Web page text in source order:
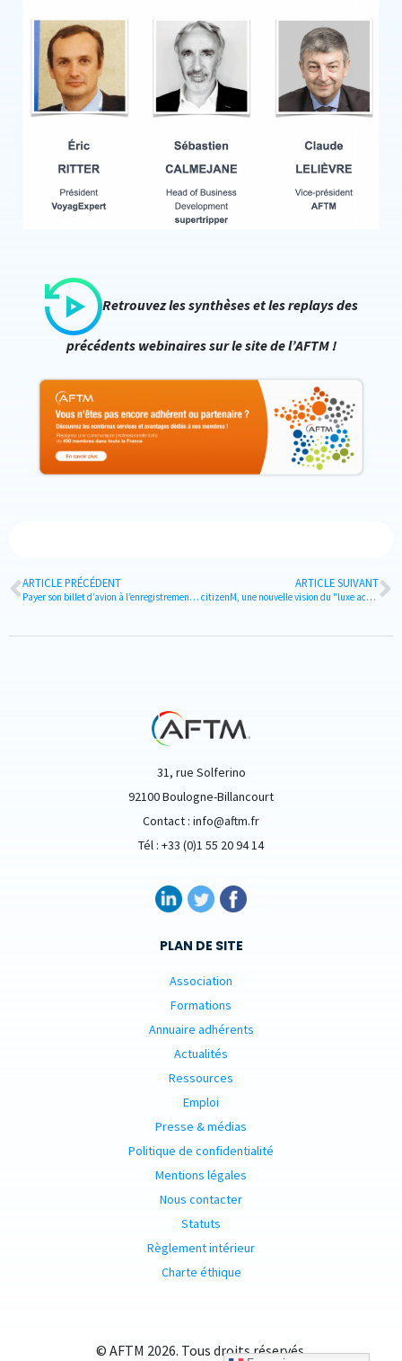
Retrouvez les synthèses et les replays des
précédents webinaires sur le site de l’AFTM !
ARTICLE PRÉCÉDENT
Payer son billet d’avion à l’enregistrement : une bonne idée ?
ARTICLE SUIVANT
citizenM, une nouvelle vision du "luxe accessible à tous" !
31, rue Solferino
92100 Boulogne-Billancourt
Contact : info@aftm.fr
Tél : +33 (0)1 55 20 94 14
PLAN DE SITE
Association
Formations
Annuaire adhérents
Actualités
Ressources
Emploi
Presse & médias
Politique de confidentialité
Mentions légales
Nous contacter
Statuts
Règlement intérieur
Charte éthique
© AFTM 2026. Tous droits réservés.